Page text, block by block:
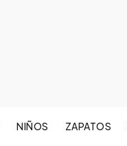
NIÑOS ZAPATOS